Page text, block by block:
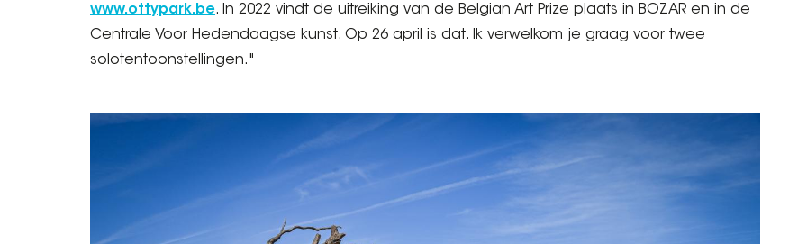
www.ottypark.be. In 2022 vindt de uitreiking van de Belgian Art Prize plaats in BOZAR en in de
Centrale Voor Hedendaagse kunst. Op 26 april is dat. Ik verwelkom je graag voor twee
solotentoonstellingen."